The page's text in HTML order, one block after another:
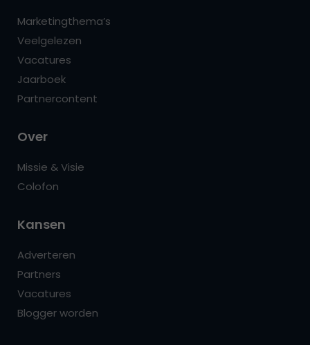
Marketingthema’s
Veelgelezen
Vacatures
Jaarboek
Partnercontent
Over
Missie & Visie
Colofon
Kansen
Adverteren
Partners
Vacatures
Blogger worden